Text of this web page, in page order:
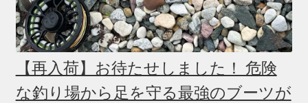
【再入荷】お待たせしました！ 危険
な釣り場から足を守る最強のブーツが